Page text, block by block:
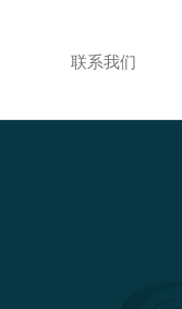
联系我们